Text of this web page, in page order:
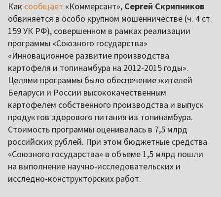
Как сообщает «Коммерсант», Сергей Скрипников
обвиняется в особо крупном мошенничестве (ч. 4 ст.
159 УК РФ), совершенном в рамках реализации
программы «Союзного государства»
«Инновационное развитие производства
картофеля и топинамбура на 2012-2015 годы».
Целями программы было обеспечение жителей
Беларуси и России высококачественным
картофелем собственного производства и выпуск
продуктов здорового питания из топинамбура.
Стоимость программы оценивалась в 7,5 млрд
российских рублей. При этом бюджетные средства
«Союзного государства» в объеме 1,5 млрд пошли
на выполнение научно-исследовательских и
исследно-конструкторских работ.